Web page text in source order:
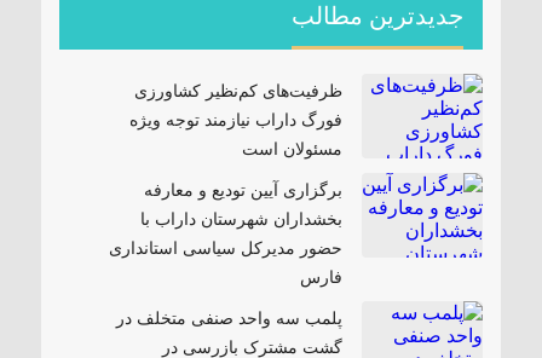
جدیدترین مطالب
ظرفیت‌های کم‌نظیر کشاورزی
فورگ داراب نیازمند توجه ویژه
مسئولان است
برگزاری آیین تودیع و معارفه
بخشداران شهرستان داراب با
حضور مدیرکل سیاسی استانداری
فارس
پلمب سه واحد صنفی متخلف در
گشت مشترک بازرسی در